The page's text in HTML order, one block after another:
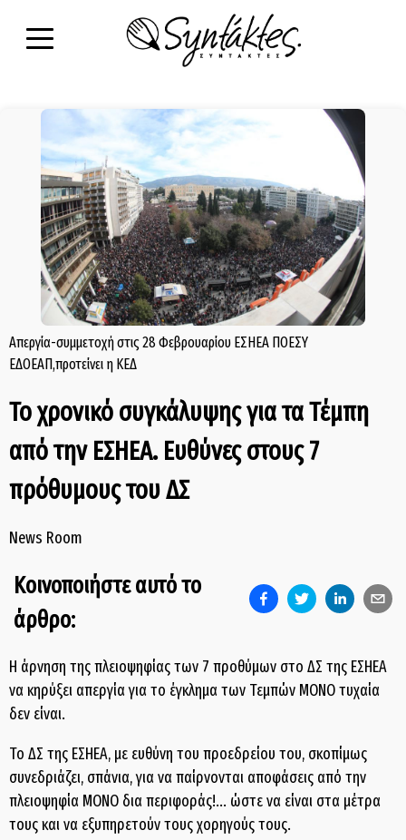
Απεργία-συμμετοχή στις 28 Φεβρουαρίου ΕΣΗΕΑ ΠΟΕΣΥ
ΕΔΟΕΑΠ,προτείνει η ΚΕΔ
To χρονικό συγκάλυψης για τα Τέμπη
από την ΕΣΗΕΑ. Ευθύνες στους 7
πρόθυμους του ΔΣ
News Room
Κοινοποιήστε αυτό το
άρθρο:
Η άρνηση της πλειοψηφίας των 7 προθύμων στο ΔΣ της ΕΣΗΕΑ
να κηρύξει απεργία για το έγκλημα των Τεμπών ΜΟΝΟ τυχαία
δεν είναι.
Το ΔΣ της ΕΣΗΕΑ, με ευθύνη του προεδρείου του, σκοπίμως
συνεδριάζει, σπάνια, για να παίρνονται αποφάσεις από την
πλειοψηφία ΜΟΝΟ δια περιφοράς!... ώστε να είναι στα μέτρα
τους και να εξυπηρετούν τους χορηγούς τους.